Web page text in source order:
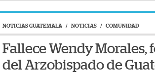
NOTICIAS GUATEMALA / NOTICIAS / COMUNIDAD
Fallece Wendy Morales,
del Arzobispado de